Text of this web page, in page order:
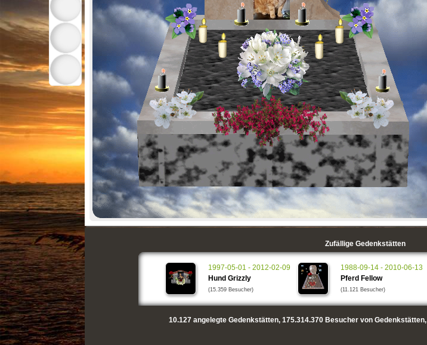
Zufällige Gedenkstätten
1997-05-01 - 2012-02-09
Hund Grizzly
(15.359 Besucher)
1988-09-14 - 2010-06-13
Pferd Fellow
(11.121 Besucher)
10.127angelegte Gedenkstätten, 175.314.370Besucher von Gedenkstätten,